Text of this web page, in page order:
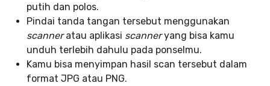
putih dan polos.
Pindai tanda tangan tersebut menggunakan
scanneratau aplikasi scanneryang bisa kamu
unduh terlebih dahulu pada ponselmu.
Kamu bisa menyimpan hasil scan tersebut dalam
format JPG atau PNG.